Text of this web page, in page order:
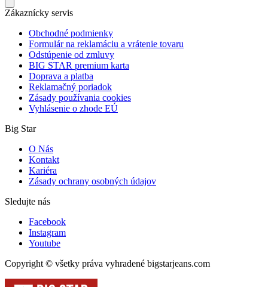
Zákaznícky servis
Obchodné podmienky
Formulár na reklamáciu a vrátenie tovaru
Odstúpenie od zmluvy
BIG STAR premium karta
Doprava a platba
Reklamačný poriadok
Zásady používania cookies
Vyhlásenie o zhode EÚ
Big Star
O Nás
Kontakt
Kariéra
Zásady ochrany osobných údajov
Sledujte nás
Facebook
Instagram
Youtube
Copyright © všetky práva vyhradené bigstarjeans.com